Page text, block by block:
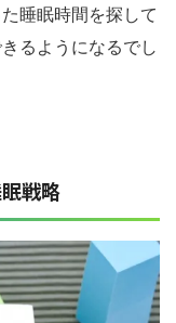
睡眠時間を探して
るようになるでし
戦略